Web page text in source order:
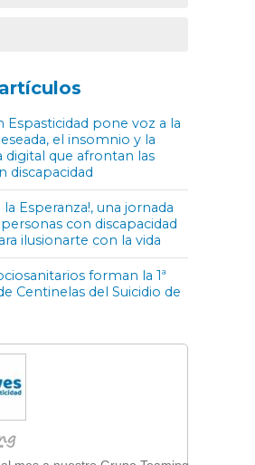
Espasticidad pone voz a la
el insomnio y la
digital que afrontan las
discapacidad
la Esperanza!, una jornada
con discapacidad
ilusionarte con la vida
forman la 1ª
Centinelas del Suicidio de